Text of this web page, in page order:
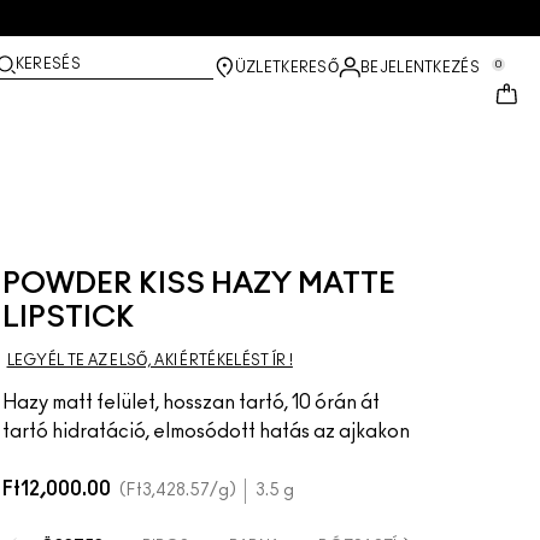
KERESÉS ÜZLETKERESŐ BEJELENTKEZÉS 0
POWDER KISS HAZY MATTE
LIPSTICK
LEGYÉL TE AZ ELSŐ, AKI ÉRTÉKELÉST ÍR !
Hazy matt felület, hosszan tartó, 10 órán át
tartó hidratáció, elmosódott hatás az ajkakon
Ft12,000.00 Ft3,428.57/g 3.5 g